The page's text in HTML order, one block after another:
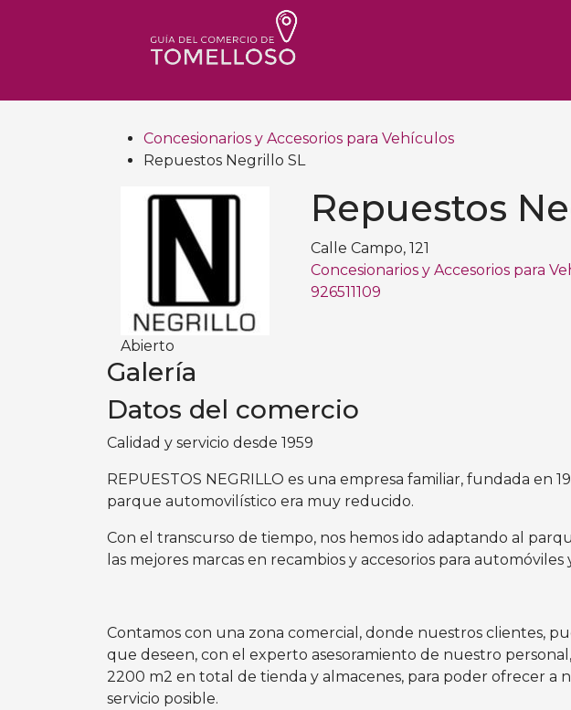
Concesionarios y Accesorios para Vehículos
Repuestos Negrillo SL
Repuestos
Calle Campo, 121
Concesionarios y Accesorios para
926511109
Abierto
Galería
Datos del comercio
Calidad y servicio desde 1959
REPUESTOS NEGRILLO es una empresa familiar, fundada en
parque automovilístico era muy reducido.
Con el transcurso de tiempo, nos hemos ido adaptando al
las mejores marcas en recambios y accesorios para
Contamos con una zona comercial, donde nuestros clientes,
que deseen, con el experto asesoramiento de nuestro
2200 m2 en total de tienda y almacenes, para poder ofrecer a
servicio posible.